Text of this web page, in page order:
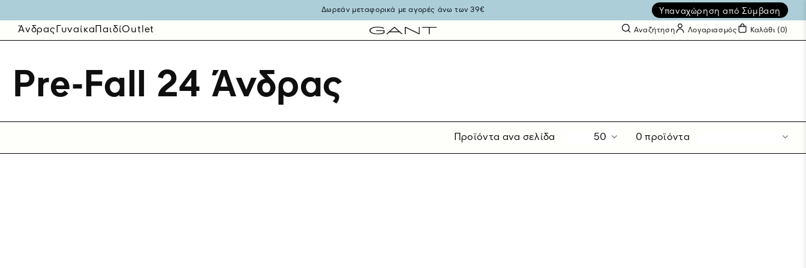
Δωρεάν μεταφορικά με αγορές άνω των 39€ Υπαναχώρηση από Σύμβαση
Άνδρας Γυναίκα ΠαιδίOutlet Αναζήτηση Λογαριασμός Καλάθι (0)
Pre-Fall 24 Άνδρας
Προϊόντα ανα σελίδα 50 0 προϊόντα